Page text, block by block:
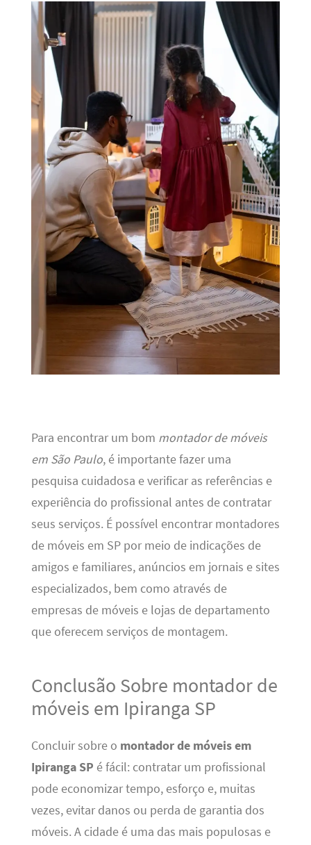
Para encontrar um bom montador de móveis
em São Paulo, é importante fazer uma
pesquisa cuidadosa e verificar as referências e
experiência do profissional antes de contratar
seus serviços. É possível encontrar montadores
de móveis em SP por meio de indicações de
amigos e familiares, anúncios em jornais e sites
especializados, bem como através de
empresas de móveis e lojas de departamento
que oferecem serviços de montagem.
Conclusão Sobre montador de
móveis em Ipiranga SP
Concluir sobre o montador de móveis em
Ipiranga SP é fácil: contratar um profissional
pode economizar tempo, esforço e, muitas
vezes, evitar danos ou perda de garantia dos
móveis. A cidade é uma das mais populosas e